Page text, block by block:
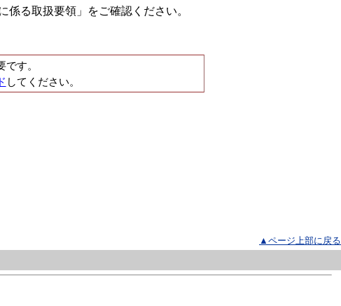
る取扱要領」をご確認ください。
す。
してください。
▲ページ上部に戻る